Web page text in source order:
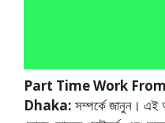
Part Time Work
Dhaka: সম্পর্কে জানুন। এই